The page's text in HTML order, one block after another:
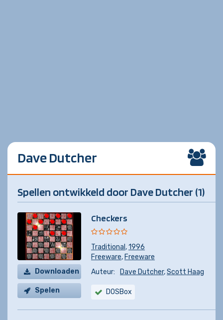
Dave Dutcher
Spellen ontwikkeld door Dave Dutcher (1)
Downloaden
Spelen
Checkers
Traditional ,1996
Freeware, Freeware
Auteur:
Dave Dutcher,Scott Haag
DOSBox